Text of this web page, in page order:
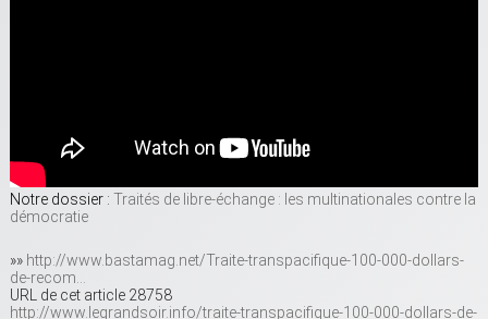
Notre dossier : Traités de libre-échange : les multinationales contre la
démocratie
»» http://www.bastamag.net/Traite-transpacifique-100-000-dollars-
de-recom…
URL de cet article 28758
http://www.legrandsoir.info/traite-transpacifique-100-000-dollars-de-